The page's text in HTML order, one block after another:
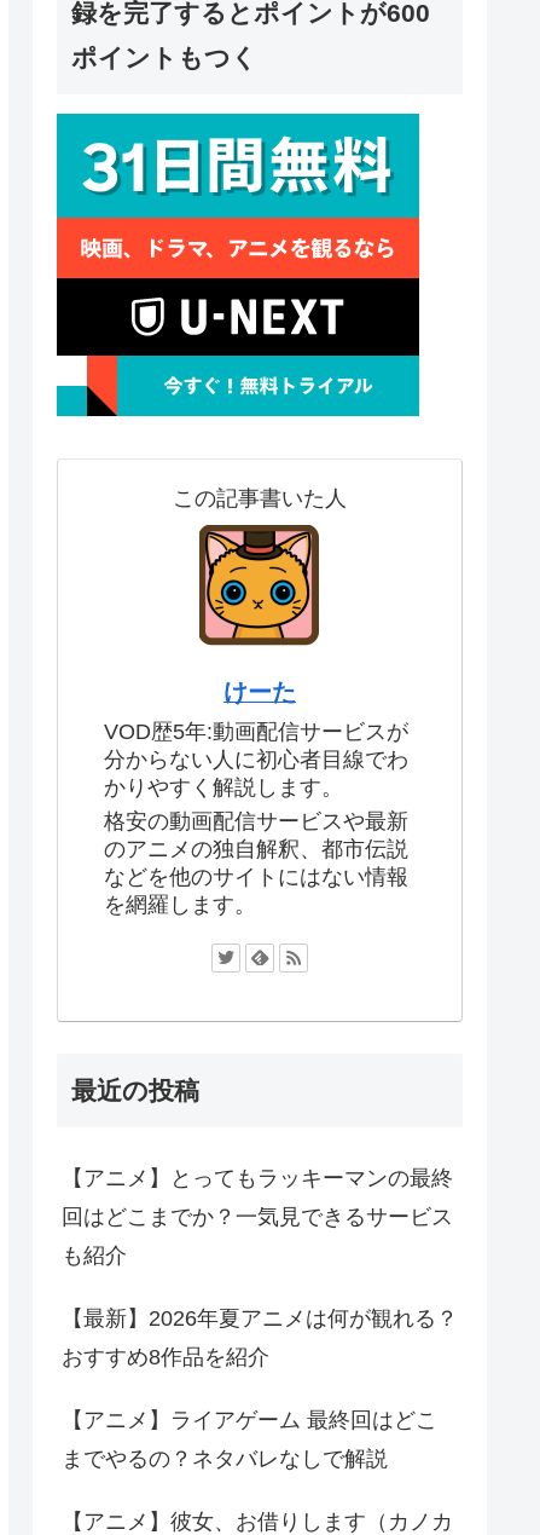
録を完了するとポイントが600
ポイントもつく
この記事書いた人
けーた
VOD歴5年:動画配信サービスが
分からない人に初心者目線でわ
かりやすく解説します。
格安の動画配信サービスや最新
のアニメの独自解釈、都市伝説
などを他のサイトにはない情報
を網羅します。
最近の投稿
【アニメ】とってもラッキーマンの最終
回はどこまでか？一気見できるサービス
も紹介
【最新】2026年夏アニメは何が観れる？
おすすめ8作品を紹介
【アニメ】ライアゲーム 最終回はどこ
までやるの？ネタバレなしで解説
【アニメ】彼女、お借りします（カノカ